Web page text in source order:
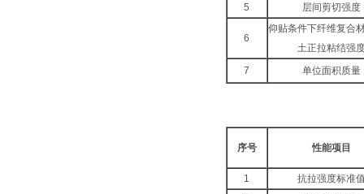
5
层间剪切强度
6
仰贴条件下纤维复合
土正拉粘结强
7
单位面积质量
序号 性能项目
1
抗拉强度标准